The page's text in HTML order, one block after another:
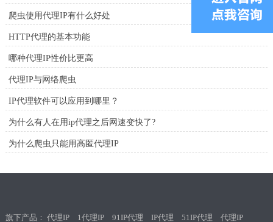
爬虫使用代理IP有什么好处
HTTP代理的基本功能
哪种代理IP性价比更高
代理IP与网络爬虫
IP代理软件可以应用到哪里？
为什么有人在用ip代理之后网速变快了?
为什么爬虫只能用高匿代理IP
旗下产品： 代理IP 1代理IP 91IP代理 IP代理 51IP代理 代理IP